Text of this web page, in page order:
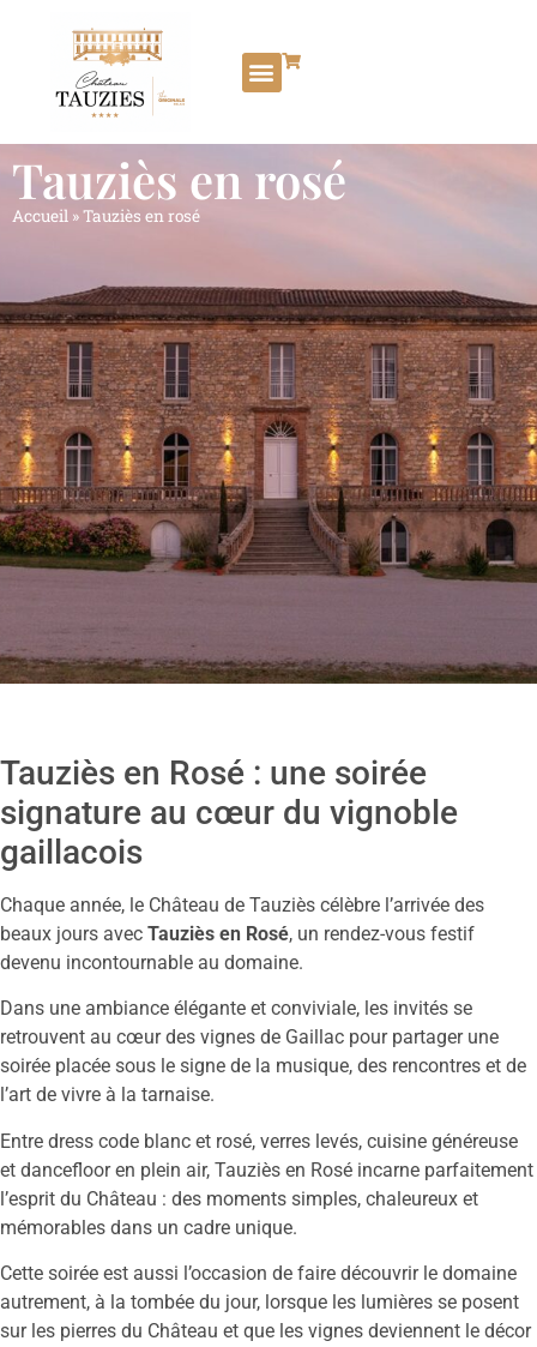
Tauziès en rosé
Accueil »Tauziès en rosé
Tauziès en Rosé : une soirée
signature au cœur du vignoble
gaillacois
Chaque année, le Château de Tauziès célèbre l’arrivée des
beaux jours avec Tauziès en Rosé, un rendez-vous festif
devenu incontournable au domaine.
Dans une ambiance élégante et conviviale, les invités se
retrouvent au cœur des vignes de Gaillac pour partager une
soirée placée sous le signe de la musique, des rencontres et de
l’art de vivre à la tarnaise.
Entre dress code blanc et rosé, verres levés, cuisine généreuse
et dancefloor en plein air, Tauziès en Rosé incarne parfaitement
l’esprit du Château : des moments simples, chaleureux et
mémorables dans un cadre unique.
Cette soirée est aussi l’occasion de faire découvrir le domaine
autrement, à la tombée du jour, lorsque les lumières se posent
sur les pierres du Château et que les vignes deviennent le décor